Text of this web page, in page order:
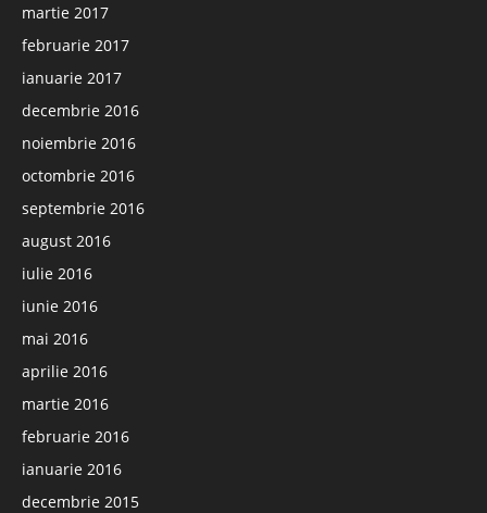
martie 2017
februarie 2017
ianuarie 2017
decembrie 2016
noiembrie 2016
octombrie 2016
septembrie 2016
august 2016
iulie 2016
iunie 2016
mai 2016
aprilie 2016
martie 2016
februarie 2016
ianuarie 2016
decembrie 2015